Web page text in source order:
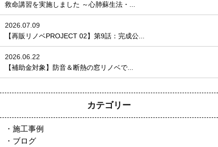
救命講習を実施しました ～心肺蘇生法・...
2026.07.09
【再販リノベPROJECT 02】第9話：完成公...
2026.06.22
【補助金対象】防音＆断熱の窓リノベで...
カテゴリー
施工事例
ブログ